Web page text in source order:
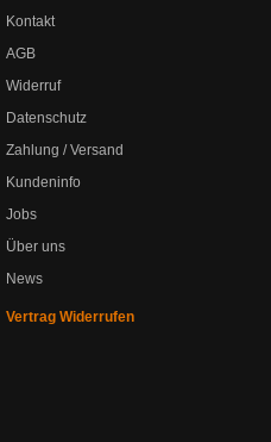
Kontakt
AGB
Widerruf
Datenschutz
Zahlung / Versand
Kundeninfo
Jobs
Über uns
News
Vertrag Widerrufen